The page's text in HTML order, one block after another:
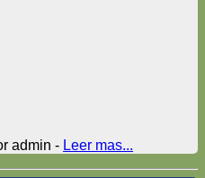
admin - Leer mas...